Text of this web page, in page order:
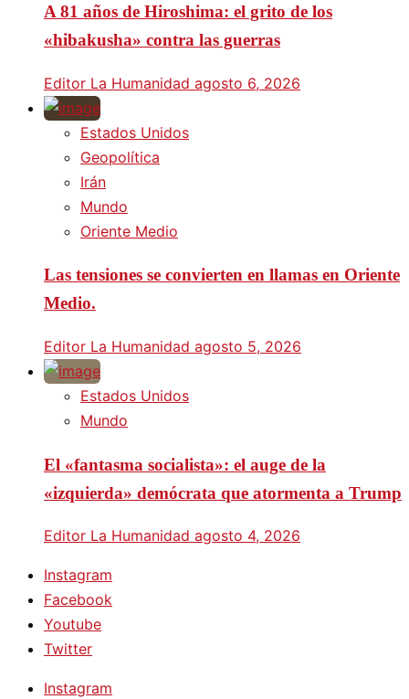
A 81 años de Hiroshima: el grito de los
«hibakusha» contra las guerras
Editor La Humanidad agosto 6, 2026
Estados Unidos
Geopolítica
Irán
Mundo
Oriente Medio
Las tensiones se convierten en llamas en Oriente
Medio.
Editor La Humanidad agosto 5, 2026
Estados Unidos
Mundo
El «fantasma socialista»: el auge de la
«izquierda» demócrata que atormenta a Trump
Editor La Humanidad agosto 4, 2026
Instagram
Facebook
Youtube
Twitter
Instagram